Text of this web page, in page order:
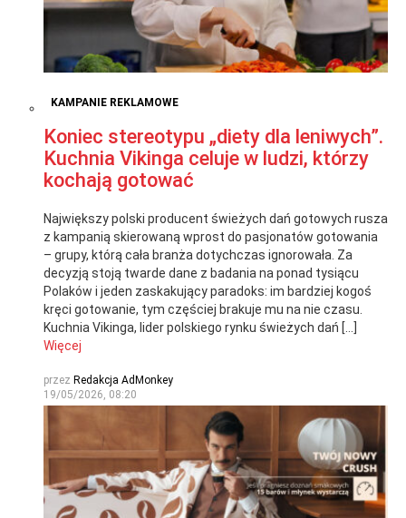
KAMPANIE REKLAMOWE
Koniec stereotypu „diety dla leniwych”.
Kuchnia Vikinga celuje w ludzi, którzy
kochają gotować
Największy polski producent świeżych dań gotowych rusza
z kampanią skierowaną wprost do pasjonatów gotowania
– grupy, którą cała branża dotychczas ignorowała. Za
decyzją stoją twarde dane z badania na ponad tysiącu
Polaków i jeden zaskakujący paradoks: im bardziej kogoś
kręci gotowanie, tym częściej brakuje mu na nie czasu.
Kuchnia Vikinga, lider polskiego rynku świeżych dań […]
Więcej
przez Redakcja AdMonkey
19/05/2026, 08:20